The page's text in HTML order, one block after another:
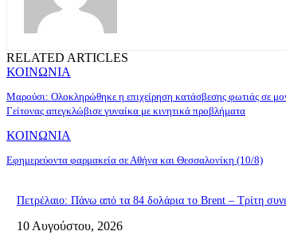
RELATED ARTICLES
ΚΟΙΝΩΝΙΑ
Μαρούσι: Ολοκληρώθηκε η επιχείρηση κατάσβεσης φωτιάς σε
Γείτονας απεγκλώβισε γυναίκα με κινητικά προβλήματα
ΚΟΙΝΩΝΙΑ
Εφημερεύοντα φαρμακεία σε Αθήνα και Θεσσαλονίκη (10/8)
Πετρέλαιο: Πάνω από τα 84 δολάρια το Brent – Τρίτη
10 Αυγούστου, 2026